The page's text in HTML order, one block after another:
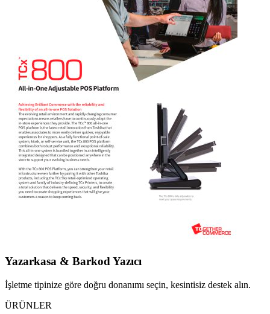
Yazarkasa & Barkod Yazıcı
İşletme tipinize göre doğru donanımı seçin, kesintisiz destek alın.
ÜRÜNLER